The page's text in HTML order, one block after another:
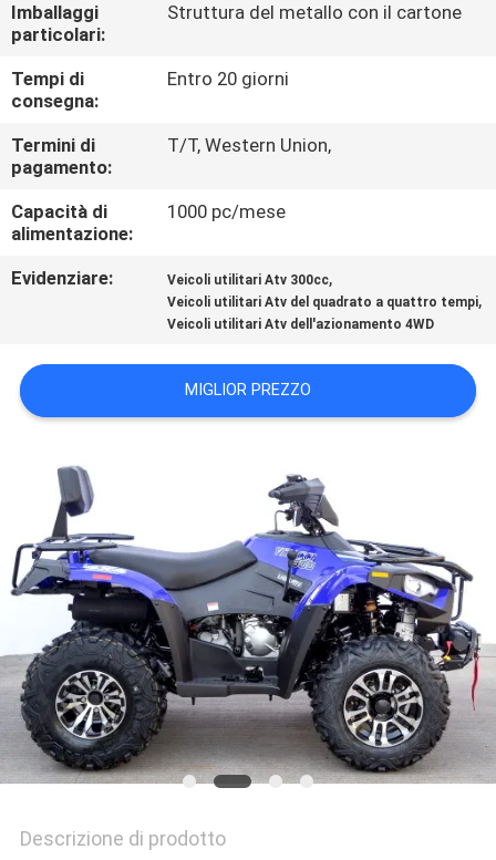
CONTATTICI
RICHIEDA
UNA
CITAZIONE
DEL
POLITICA
PRIVACY
Imballaggi
particolari:
Struttura del metallo con il cartone
Tempi di
consegna:
Entro 20 giorni
Termini di
pagamento:
T/T, Western Union,
Capacità di
alimentazione:
1000 pc/mese
Evidenziare: Veicoli utilitari Atv 300cc,
Veicoli utilitari Atv del quadrato a quattro tempi,
Veicoli utilitari Atv dell'azionamento 4WD
MIGLIOR PREZZO
Descrizione di prodotto